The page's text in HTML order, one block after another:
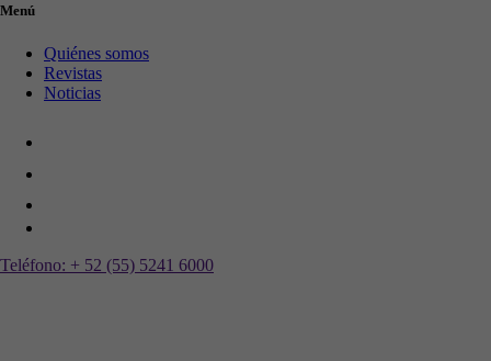
Menú
Quiénes somos
Revistas
Noticias
Teléfono: + 52 (55) 5241 6000